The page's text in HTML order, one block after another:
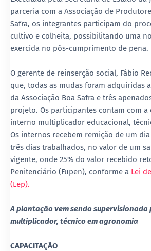
parceria com a Associação de
Safra, os integrantes participam do
cultivo e colheita, possibilitando uma
exercida no pós-cumprimento de pena.
O gerente de reinserção social, Fábio
que, todas as mudas foram adquiridas
da Associação Boa Safra e três
projeto. Os participantes contam com a
interno multiplicador educacional,
Os internos recebem remição de um
três dias trabalhados, no valor de um
vigente, onde 25% do valor recebido
Penitenciário (Fupen), conforme a Lei
(Lep).
A plantação vem sendo supervisionada
multiplicador, técnico em agronomia
CAPACITAÇÃO